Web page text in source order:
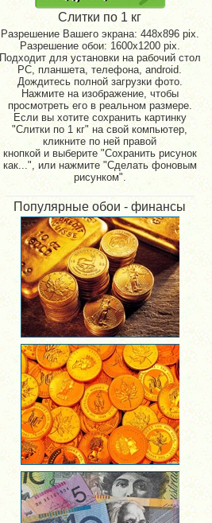
Слитки по 1 кг
Разрешение Вашего экрана:448x896 pix.
Разрешение обои: 1600x1200 pix.
Подходит для установки на рабочий стол
PC, планшета, телефона, android.
Дождитесь полной загрузки фото.
Нажмите на изображение, чтобы
просмотреть его в реальном размере.
Если вы хотите сохранить картинку
"Слитки по 1 кг" на свой компьютер,
кликните по ней правой
кнопкой и выберите "Сохранить рисунок
как...", или нажмите "Сделать фоновым
рисунком".
Популярные обои - финансы